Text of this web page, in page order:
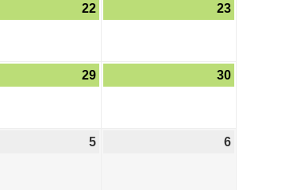
22 23
29 30
5 6